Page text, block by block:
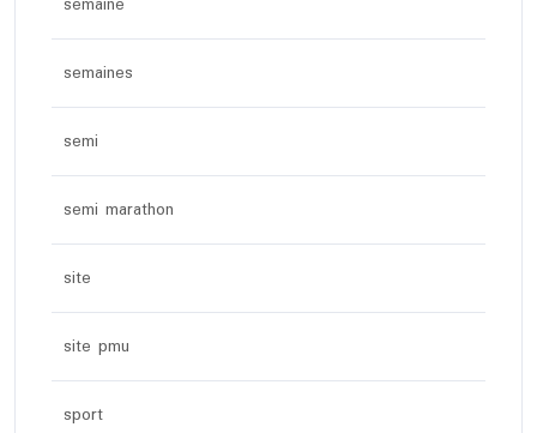
semaines
semi
semi marathon
site
site pmu
sport